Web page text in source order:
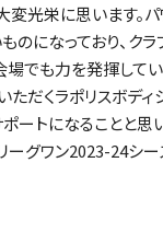
変光栄に思います。
になっており、クラ
場でも力を発揮して
ただくラポリスボディ
ポートになることと思
ーグワン2023-24シー